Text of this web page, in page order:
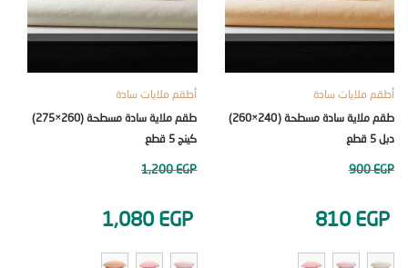
سادة
طقم ملاية سادة مسطحة (240×260)
810
أطقم ملايات سادة
طقم ملاية سادة مسطحة (260×275)
1,200
1,080